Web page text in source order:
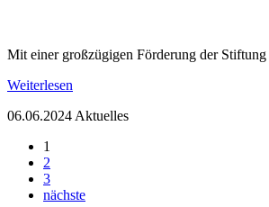
Mit einer großzügigen Förderung der
Weiterlesen
06.06.2024 Aktuelles
1
2
3
nächste